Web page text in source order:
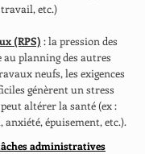
etc.)
(RPS) : la pression des
au planning des autres
neufs, les exigences
génèrent un stress
altérer la santé (ex :
épuisement, etc.).
administratives